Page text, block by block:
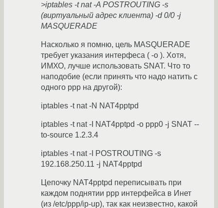
>iptables -t nat -A POSTROUTING -s
(виртуальный адрес клиента) -d 0/0 -j
MASQUERADE
Насколько я помню, цель MASQUERADE
требует указания интерфеса ( -o ). Хотя,
ИМХО, лучше использовать SNAT. Что то
наподобие (если принять что надо натить с
одного ppp на другой):
iptables -t nat -N NAT4pptpd
iptables -t nat -I NAT4pptpd -o ppp0 -j SNAT --
to-source 1.2.3.4
iptables -t nat -I POSTROUTING -s
192.168.250.11 -j NAT4pptpd
Цепочку NAT4pptpd переписывать при
каждом поднятии ppp интерфейса в Инет
(из /etc/ppp/ip-up), так как неизвестно, какой